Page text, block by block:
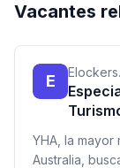
Vacantes
E
YHA, la
Australia,